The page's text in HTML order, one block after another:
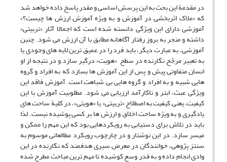
در مقدمة این بحث به این پرسش اساسی و مقدر پاسخ داده خواهد شد
که «ملاک اثربخشی در آموزش و به ویژه آموزش ارزش ها چیست؟»
آموزشی دارای این ویژگی دانسته شده است که اجمالا آثار «تربیتی»
داشته و منجر به بروز رفتار آگاهانه مطابق با آن ارزش می شود. چنین
آموزشی، به عبارت دیگر، باید فرد را در عمیق ترین لایه های وجودی یا
به تعبیر مرجّح نگارنده در سطح «هویت» درگیر سازد و در نتیجه از او
انسان متفاوتی پیش و پس از این آموزش ها بسازد که به افراد و گروه
هایی شبیه و به افراد و گروه هایی بی شباهت است. آموزش فاقد این
ویژگی عبث، ابتر و ناکارآمد ارزیابی می شود. مطلوبیت آموزش با این
کیفیت، یعنی کیفیت به اصطلاح «تربیتی» یا «هویتی»، در کلیة ساحت های
یادگیری و به ویژه ساحت اخلاق و ارزش ها بر کسی پوشیده نیست. لذا
باید در تلاش برای دستیابی به رویکردهایی بود که این مهم را ممکن و
میسر سازد. در این نوشتار و در چارچوب رویکرد مطالعاتی موسوم به
سنتز پژوهی، خوانندگان در معرض سیری هدفمند که نگارنده در این
وادی انجام داده و به قدر وسع کوشیده تا مهم ترین مباحث مطرح شده